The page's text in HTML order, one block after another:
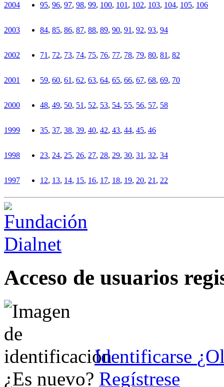
2004 95, 96, 97, 98, 99, 100, 101, 102, 103, 104, 105, 106
2003 84, 85, 86, 87, 88, 89, 90, 91, 92, 93, 94
2002 71, 72, 73, 74, 75, 76, 77, 78, 79, 80, 81, 82
2001 59, 60, 61, 62, 63, 64, 65, 66, 67, 68, 69, 70
2000 48, 49, 50, 51, 52, 53, 54, 55, 56, 57, 58
1999 35, 37, 38, 39, 40, 42, 43, 44, 45, 46
1998 23, 24, 25, 26, 27, 28, 29, 30, 31, 32, 34
1997 12, 13, 14, 15, 16, 17, 18, 19, 20, 21, 22
Acceso de usuarios
Identificarse
¿Es nuevo? Regístrese